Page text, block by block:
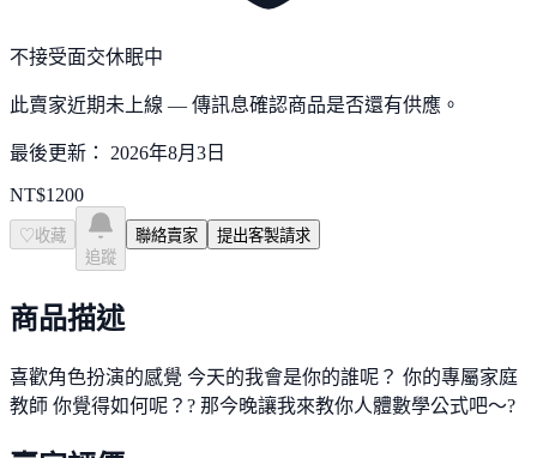
不接受面交休眠中
此賣家近期未上線 — 傳訊息確認商品是否還有供應。
最後更新： 2026年8月3日
NT$1200
♡ 收藏
追蹤
聯絡賣家 提出客製請求
商品描述
喜歡角色扮演的感覺 今天的我會是你的誰呢？ 你的專屬家庭
教師 你覺得如何呢？? 那今晚讓我來教你人體數學公式吧～?